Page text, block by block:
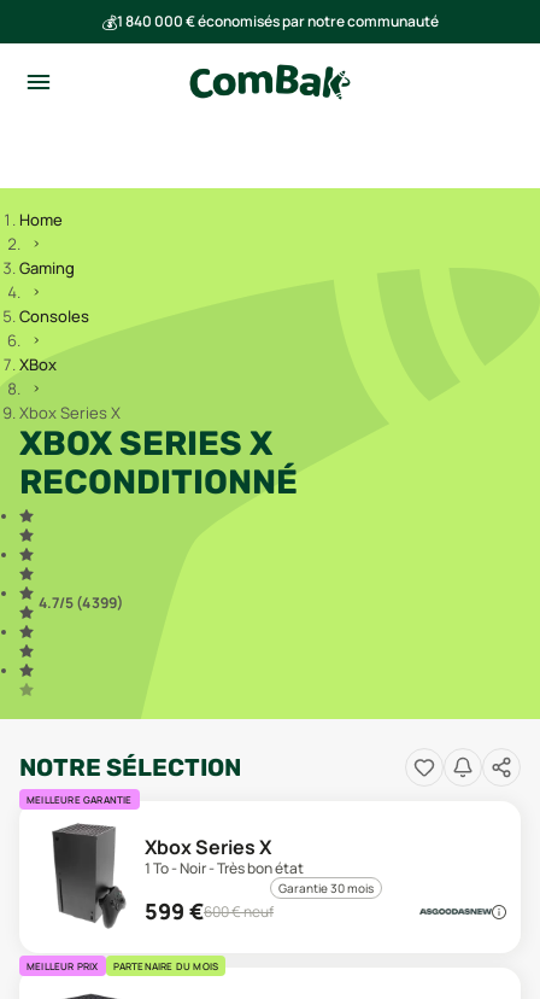
💰1 840 000 € économisés par notre communauté
Home
Gaming
Consoles
XBox
Xbox Series X
XBOX SERIES X
RECONDITIONNÉ
4.7/5 (4 399)
NOTRE SÉLECTION
MEILLEURE GARANTIE
Xbox Series X
1 To - Noir - Très bon état
Garantie 30 mois
599 €600€ neuf
MEILLEUR PRIX PARTENAIRE DU MOIS